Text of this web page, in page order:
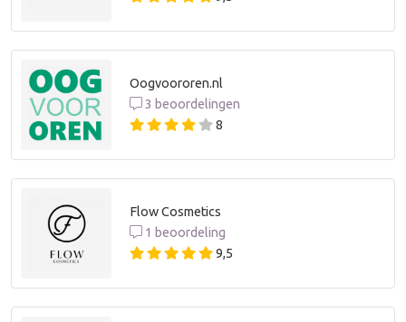
Oogvoororen.nl
3 beoordelingen
8
Flow Cosmetics
1 beoordeling
9,5